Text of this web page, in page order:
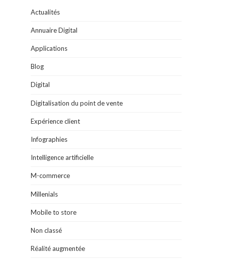
Actualités
Annuaire Digital
Applications
Blog
Digital
Digitalisation du point de vente
Expérience client
Infographies
Intelligence artificielle
M-commerce
Millenials
Mobile to store
Non classé
Réalité augmentée